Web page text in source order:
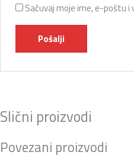
Sačuvaj moje ime, e-poštu
Slični proizvodi
Povezani proizvodi